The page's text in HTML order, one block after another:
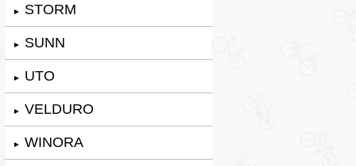
► STORM
► SUNN
► UTO
► VELDURO
► WINORA